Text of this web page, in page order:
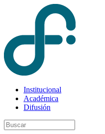
Institucional
Académica
Difusión